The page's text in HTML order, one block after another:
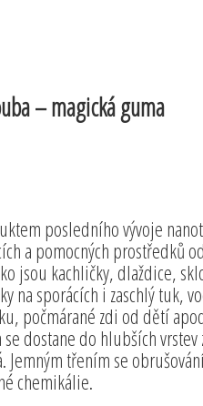
– magická guma
posledního vývoje
a pomocných prostředků
jsou kachličky, dlaždice,
sporácích i zaschlý tuk,
počmárané zdi od dětí
dostane do hlubších vrstev
třením se
chemikálie.